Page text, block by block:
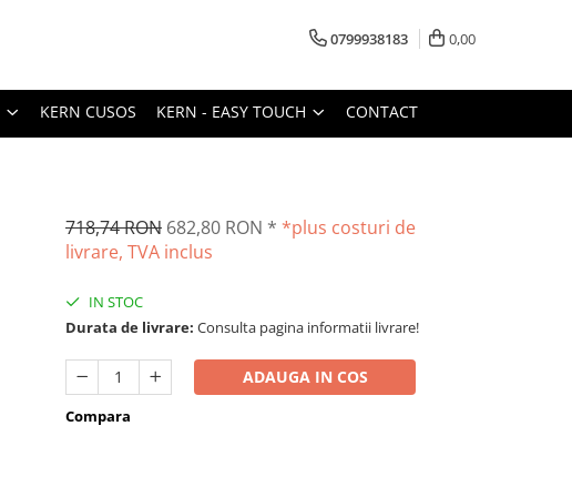
0799938183 0,00
KERN CUSOS KERN - EASY TOUCH CONTACT
718,74 RON 682,80 RON * *plus costuri de
livrare, TVA inclus
IN STOC
Durata de livrare: Consulta pagina informatii livrare!
ADAUGA IN COS
Compara